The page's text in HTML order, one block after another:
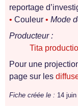
reportage
• Couleur • Mode
Producteur :
Tita
Pour une
page sur les
Fiche créée le : 14